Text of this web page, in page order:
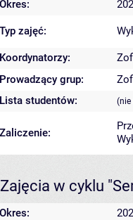
Okres:
Typ zajęć:
Koordynatorzy:
Prowadzący grup:
Lista studentów:
(nie
Zaliczenie:
Zajęcia w cyklu
Okres: